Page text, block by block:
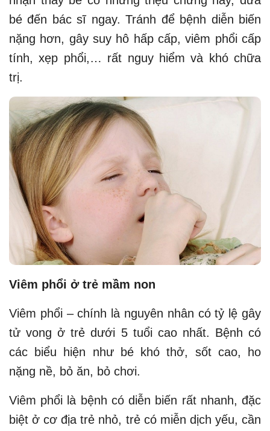
bé đến bác sĩ ngay. Tránh để bệnh diễn biến
nặng hơn, gây suy hô hấp cấp, viêm phổi cấp
tính, xẹp phổi,… rất nguy hiểm và khó chữa
trị.
Viêm phổi ở trẻ mầm non
Viêm phổi – chính là nguyên nhân có tỷ lệ gây
tử vong ở trẻ dưới 5 tuổi cao nhất. Bệnh có
các biểu hiện như bé khó thở, sốt cao, ho
nặng nề, bỏ ăn, bỏ chơi.
Viêm phổi là bệnh có diễn biến rất nhanh, đặc
biệt ở cơ địa trẻ nhỏ, trẻ có miễn dịch yếu, cần